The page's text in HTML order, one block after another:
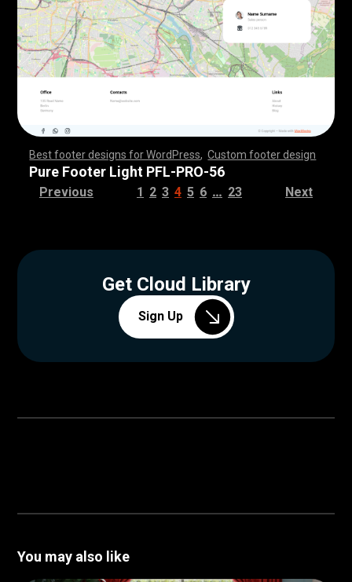
Best footer designs for WordPress ,Custom footer design
,,,,,,,,,,,,,,,,,,,,,,,,,,,,,,,,,,,,, ,,,,,,,,,,,,,,,,,,,,,,,,
,,,,,,,,,,,,,,,,,,,,,,,,,,,,,,,,,,,,, ,,,,,,,,,,,,,,,,,,,,,,,,
,,,,,,,,
Pure Footer Light PFL-PRO-56
Previous 1 2 3 4 5 6 … 23 Next
Get Cloud Library
Sign Up
You may also like